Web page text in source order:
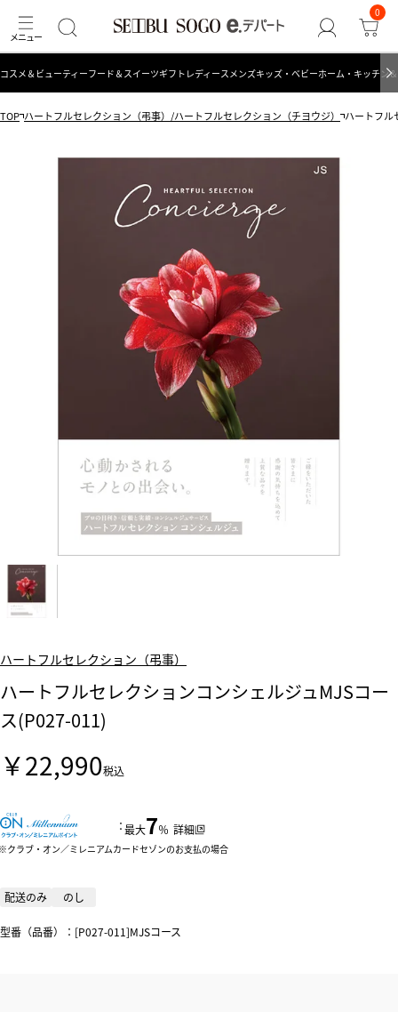
0
コスメ＆ビューティーフード＆スイーツギフト レディース メンズキッズ・ベビーホーム・キッチン
TOP ハートフルセレクション（弔事）/ハートフルセレクション（チヨウジ） ハートフル
ハートフルセレクション（弔事）
ハートフルセレクションコンシェルジュMJSコー
ス(P027-011)
￥22,990税込
：最大7％ 詳細
クラブ・オン／ミレニアムカードセゾンのお支払の場合
配送のみ のし
型番（品番）：[P027-011]MJSコース